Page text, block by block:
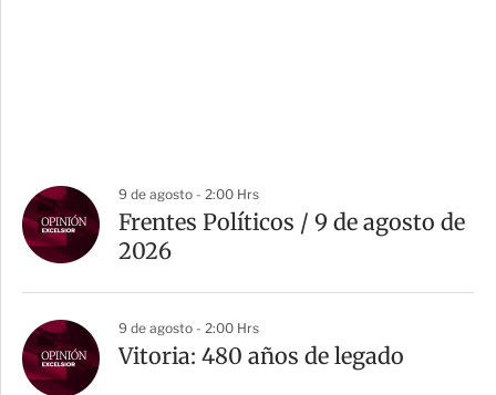
9 de agosto - 2:00 Hrs
Frentes Políticos / 9 de agosto de
2026
9 de agosto - 2:00 Hrs
Vitoria: 480 años de legado